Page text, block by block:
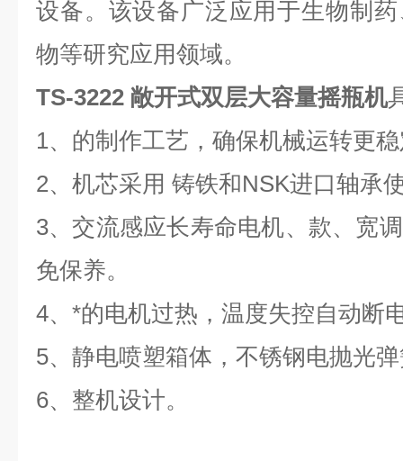
设备。该设备广泛应用于生物制
物等研究应用领域。
TS-3222 敞开式双层大容量摇瓶机
1、的制作工艺，确保机械运转更
2、机芯采用 铸铁和NSK进口轴承
3、交流感应长寿命电机、款、宽
免保养。
4、*的电机过热，温度失控自动断
5、静电喷塑箱体，不锈钢电抛光
6、整机设计。